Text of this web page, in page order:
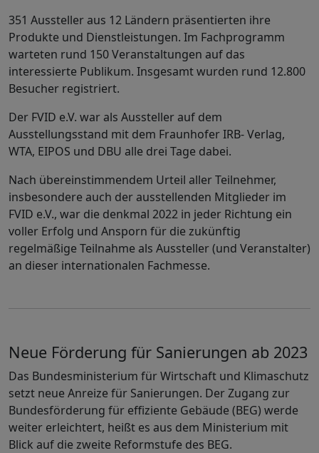
351 Aussteller aus 12 Ländern präsentierten ihre
Produkte und Dienstleistungen. Im Fachprogramm
warteten rund 150 Veranstaltungen auf das
interessierte Publikum. Insgesamt wurden rund 12.800
Besucher registriert.
Der FVID e.V. war als Aussteller auf dem
Ausstellungsstand mit dem Fraunhofer IRB- Verlag,
WTA, EIPOS und DBU alle drei Tage dabei.
Nach übereinstimmendem Urteil aller Teilnehmer,
insbesondere auch der ausstellenden Mitglieder im
FVID e.V., war die denkmal 2022 in jeder Richtung ein
voller Erfolg und Ansporn für die zukünftig
regelmäßige Teilnahme als Aussteller (und Veranstalter)
an dieser internationalen Fachmesse.
Neue Förderung für Sanierungen ab 2023
Das Bundesministerium für Wirtschaft und Klimaschutz
setzt neue Anreize für Sanierungen. Der Zugang zur
Bundesförderung für effiziente Gebäude (BEG) werde
weiter erleichtert, heißt es aus dem Ministerium mit
Blick auf die zweite Reformstufe des BEG.